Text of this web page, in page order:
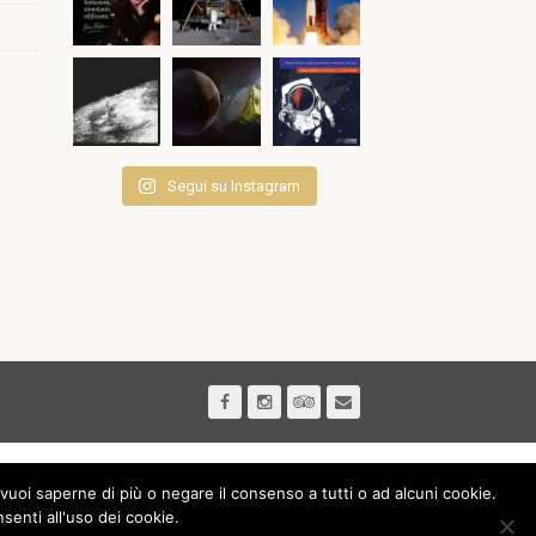
Segui su Instagram
saperne di più o negare il consenso a tutti o ad alcuni cookie.
all'uso dei cookie.